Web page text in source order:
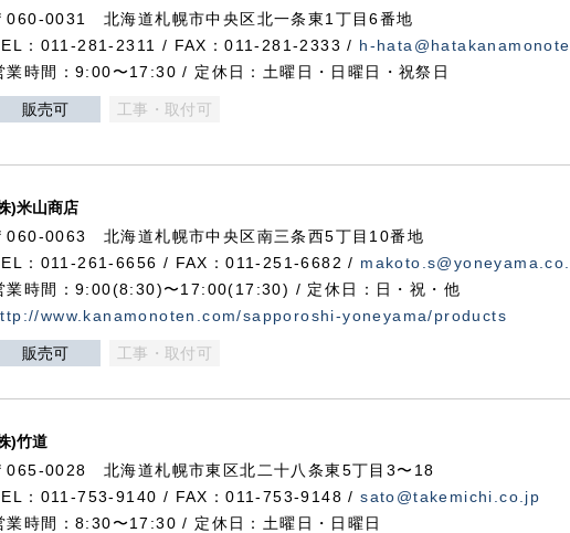
060-0031 北海道札幌市中央区北一条東1丁目6番地
：011-281-2311 / FAX：011-281-2333 / h-
業時間：9:00〜17:30 / 定休日：土曜日・日曜日・祝祭日
販売可 工事・取付可
)米山商店
060-0063 北海道札幌市中央区南三条西5丁目10番地
：011-261-6656 / FAX：011-251-6682 /
業時間：9:00(8:30)〜17:00(17:30) / 定休日：日・祝・他
www.kanamonoten.com/sapporoshi-yoneyama/products
販売可 工事・取付可
)竹道
065-0028 北海道札幌市東区北二十八条東5丁目3〜18
：011-753-9140 / FAX：011-753-9148 /sato@takemichi.co.jp
業時間：8:30〜17:30 / 定休日：土曜日・日曜日